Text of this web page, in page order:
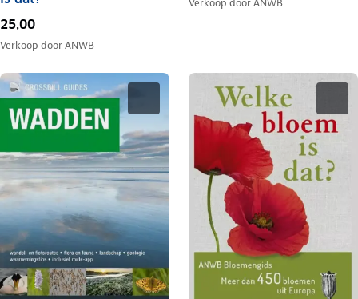
25,00
Verkoop doorANWB
Verkoop doorANWB